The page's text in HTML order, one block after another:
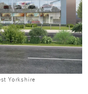
Yorkshire